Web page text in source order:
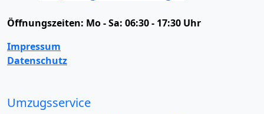
Öffnungszeiten: Mo - Sa: 06:30 - 17:30 Uhr
Impressum
Datenschutz
Umzugsservice